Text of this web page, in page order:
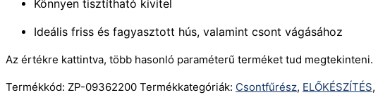
Könnyen tisztítható kivitel
Ideális friss és fagyasztott hús, valamint csont vágásához
Az értékre kattintva, több hasonló paraméterű terméket tud megtekinteni.
Termékkód: ZP-09362200 Termékkategóriák: Csontfűrész, ELŐKÉSZÍTÉS,